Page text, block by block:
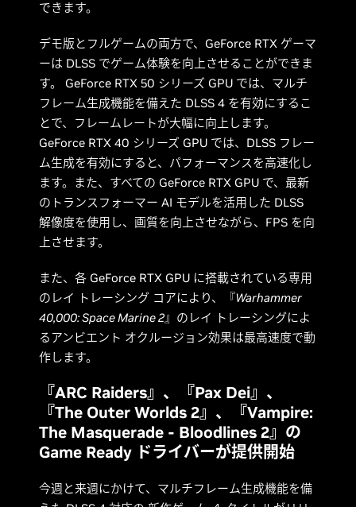
できます。
デモ版とフルゲームの両方で、GeForce RTX ゲーマ
ーは DLSS でゲーム体験を向上させることができま
す。 GeForce RTX 50 シリーズ GPU では、マルチ
フレーム生成機能を備えた DLSS 4 を有効にするこ
とで、フレームレートが大幅に向上します。
GeForce RTX 40 シリーズ GPU では、DLSS フレー
ム生成を有効にすると、パフォーマンスを高速化し
ます。また、すべての GeForce RTX GPU で、最新
のトランスフォーマー AI モデルを活用した DLSS
解像度を使用し、画質を向上させながら、FPS を向
上させます。
また、各 GeForce RTX GPU に搭載されている専用
のレイ トレーシング コアにより、『Warhammer
40,000: Space Marine 2』のレイ トレーシングによ
るアンビエント オクルージョン効果は最高速度で動
作します。
『ARC Raiders』、『Pax Dei』、
『The Outer Worlds 2』、『Vampire:
The Masquerade - Bloodlines 2』の
Game Ready ドライバーが提供開始
今週と来週にかけて、マルチフレーム生成機能を備